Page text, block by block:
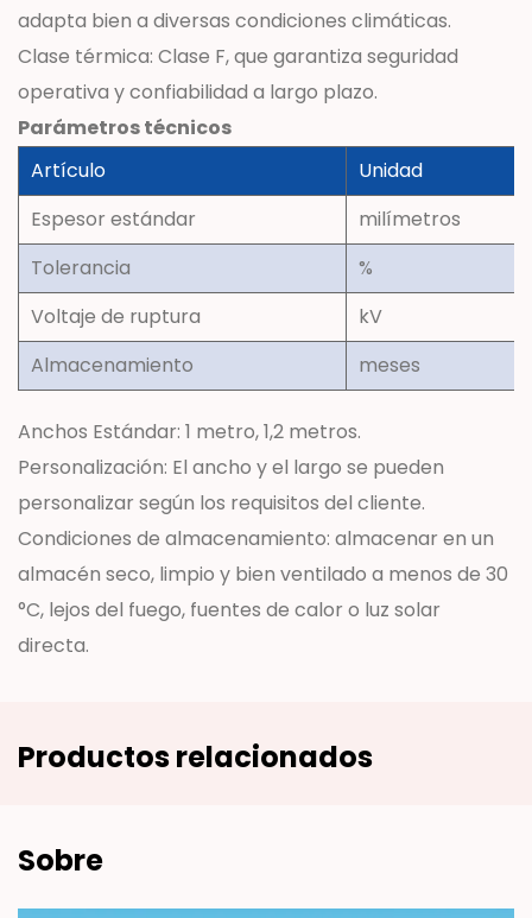
adapta bien a diversas condiciones climáticas.
Clase térmica: Clase F, que garantiza seguridad
operativa y confiabilidad a largo plazo.
Parámetros técnicos
Artículo
Unidad
Espesor estándar
milímetros
Tolerancia
%
Voltaje de ruptura
kV
Almacenamiento
meses
Anchos Estándar: 1 metro, 1,2 metros.
Personalización: El ancho y el largo se pueden
personalizar según los requisitos del cliente.
Condiciones de almacenamiento: almacenar en un
almacén seco, limpio y bien ventilado a menos de 30
°C, lejos del fuego, fuentes de calor o luz solar
directa.
Productos relacionados
Sobre